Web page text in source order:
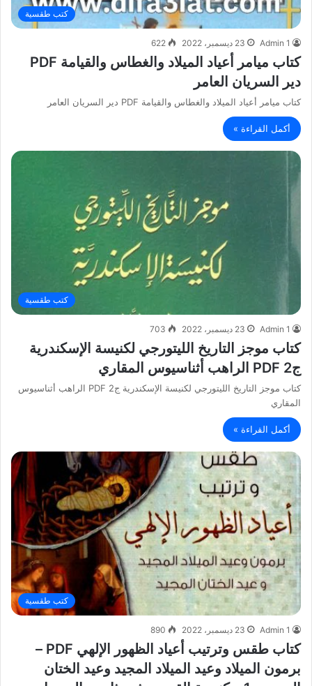
كتب طقسية
Admin 1 23 ديسمبر، 2022 622
كتاب ميامر أعياد الميلاد والغطاس والقيامة PDF
دير السريان العامر
كتاب ميامر أعياد الميلاد والغطاس والقيامة PDF دير السريان العامر
أكمل القراءة »
كتب طقسية
Admin 1 23 ديسمبر، 2022 703
كتاب موجز التاريخ الليتورجي لكنيسة الإسكندرية
ج2 PDF الراهب أثناسيوس المقاري
كتاب موجز التاريخ الليتورجي لكنيسة الإسكندرية ج2 PDF الراهب أثناسيوس
المقاري
أكمل القراءة »
كتب طقسية
Admin 1 23 ديسمبر، 2022 890
كتاب طقس وترتيب أعياد الظهور الإلهي PDF –
برمون الميلاد وعيد الميلاد المجيد وعيد الختان